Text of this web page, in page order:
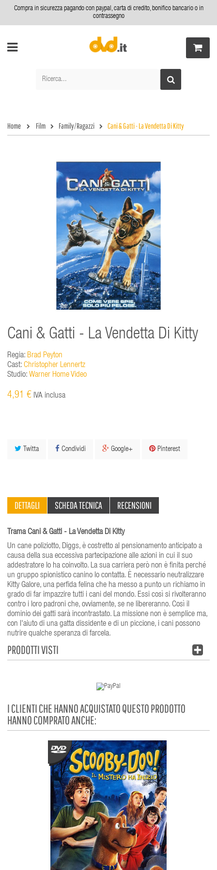
Compra in sicurezza pagando con paypal, carta di credito, bonifico bancario o in
contrassegno
Home Film Family/Ragazzi Cani & Gatti - La Vendetta Di Kitty
Cani & Gatti - La Vendetta Di Kitty
Regia: Brad Peyton
Cast: Christopher Lennertz
Studio: Warner Home Video
4,91 € IVA inclusa
Twitta Condividi Google+ Pinterest
DETTAGLI SCHEDA TECNICA RECENSIONI
Trama Cani & Gatti - La Vendetta Di Kitty
Un cane poliziotto, Diggs, è costretto al pensionamento anticipato a
causa della sua eccessiva partecipazione alle azioni in cui il suo
addestratore lo ha coinvolto. La sua carriera però non è finita perché
un gruppo spionistico canino lo contatta. È necessario neutralizzare
Kitty Galore, una perfida felina che ha messo a punto un richiamo in
grado di far impazzire tutti i cani del mondo. Essi così si rivolteranno
contro i loro padroni che, ovviamente, se ne libereranno. Così il
dominio dei gatti sarà incontrastato. La missione non è semplice ma,
con l'aiuto di una gatta dissidente e di un piccione, i cani possono
nutrire qualche speranza di farcela.
PRODOTTI VISTI
I CLIENTI CHE HANNO ACQUISTATO QUESTO PRODOTTO
HANNO COMPRATO ANCHE: